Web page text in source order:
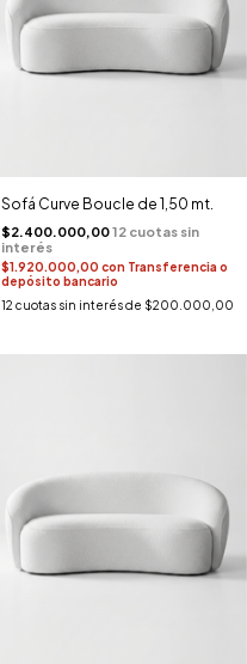
Sofá Curve Boucle de 1,50 mt.
$2.400.000,00
$1.920.000,00 con Transferencia o
depósito bancario
12 cuotas sin interés de $200.000,00